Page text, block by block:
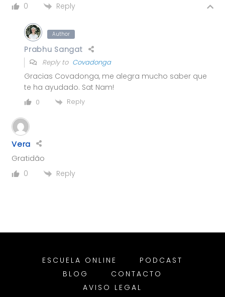
0 Reply
Author
Prabhu Sangat
Reply to Covadonga
Gracias Covadonga, me alegra mucho saber que
te ha ayudado. Sat Nam!
0 Reply
Vera
Gratidão
0 Reply
ESCUELA ONLINE
PODCAST
BLOG
CONTACTO
AVISO LEGAL